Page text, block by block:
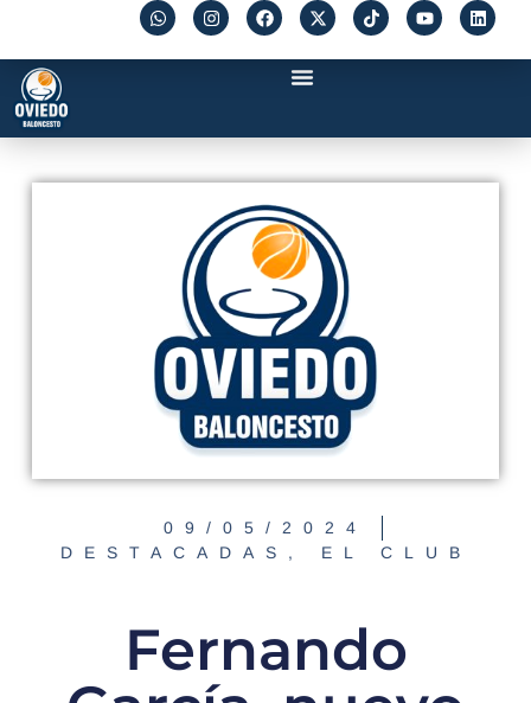
09/05/2024
DESTACADAS , EL CLUB
Fernando